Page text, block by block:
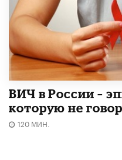
ВИЧ в России –
которую не
120 МИН.